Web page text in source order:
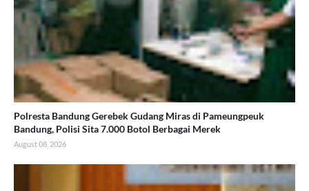
Polresta Bandung Gerebek Gudang Miras di Pameungpeuk
Bandung, Polisi Sita 7.000 Botol Berbagai Merek
August 08, 2026